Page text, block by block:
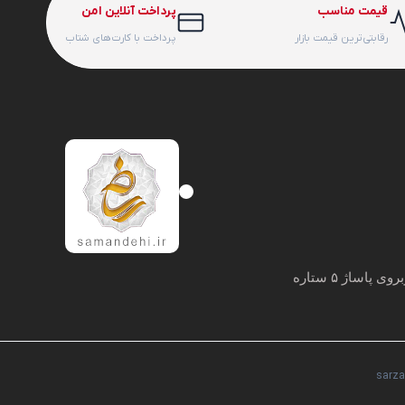
قیمت مناسب
رقابتی‌ترین قیمت بازار
پرداخت آنلاین امن
پرداخت با کارت‌های شتاب